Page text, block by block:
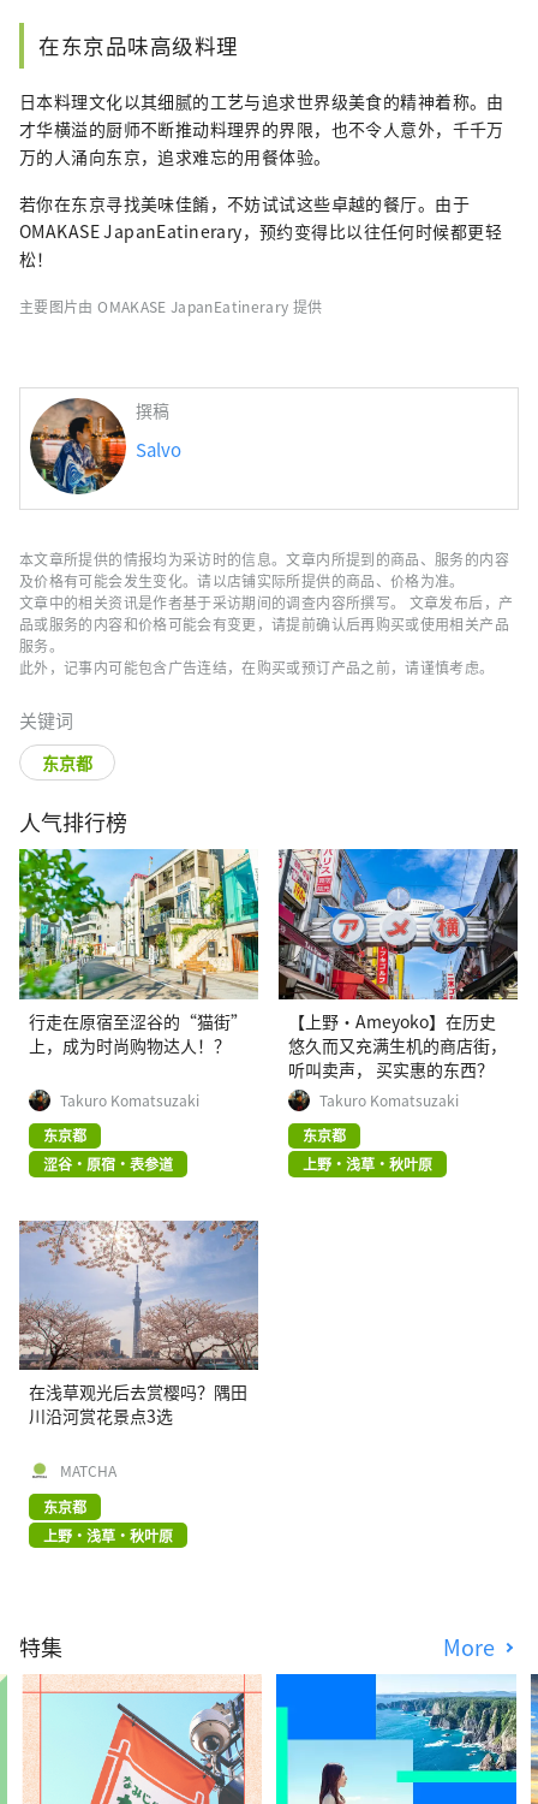
在东京品味高级料理
日本料理文化以其细腻的工艺与追求世界级美食的精神着称。由
才华横溢的厨师不断推动料理界的界限，也不令人意外，千千万
万的人涌向东京，追求难忘的用餐体验。
若你在东京寻找美味佳餚，不妨试试这些卓越的餐厅。由于
OMAKASE JapanEatinerary，预约变得比以往任何时候都更轻
松！
主要图片由 OMAKASE JapanEatinerary 提供
撰稿
Salvo
本文章所提供的情报均为采访时的信息。文章内所提到的商品、服务的内容
及价格有可能会发生变化。请以店铺实际所提供的商品、价格为准。
文章中的相关资讯是作者基于采访期间的调查内容所撰写。 文章发布后，产
品或服务的内容和价格可能会有变更，请提前确认后再购买或使用相关产品
服务。
此外，记事内可能包含广告连结，在购买或预订产品之前，请谨慎考虑。
关键词
东京都
人气排行榜
行走在原宿至涩谷的“猫街”
上，成为时尚购物达人！？
Takuro Komatsuzaki
东京都
涩谷・原宿・表参道
【上野·Ameyoko】在历史
悠久而又充满生机的商店街，
听叫卖声， 买实惠的东西？
Takuro Komatsuzaki
东京都
上野・浅草・秋叶原
在浅草观光后去赏樱吗？隅田
川沿河赏花景点3选
MATCHA
东京都
上野・浅草・秋叶原
特集 More